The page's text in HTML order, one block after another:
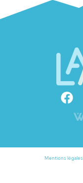
Mentions légales